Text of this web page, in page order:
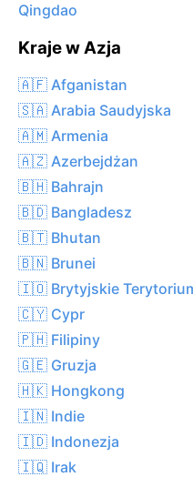
Qingdao
Kraje w Azja
🇦🇫 Afganistan
🇸🇦 Arabia Saudyjska
🇦🇲 Armenia
🇦🇿 Azerbejdżan
🇧🇭 Bahrajn
🇧🇩 Bangladesz
🇧🇹 Bhutan
🇧🇳 Brunei
🇮🇴 Brytyjskie
🇨🇾 Cypr
🇵🇭 Filipiny
🇬🇪 Gruzja
🇭🇰 Hongkong
🇮🇳 Indie
🇮🇩 Indonezja
🇮🇶 Irak